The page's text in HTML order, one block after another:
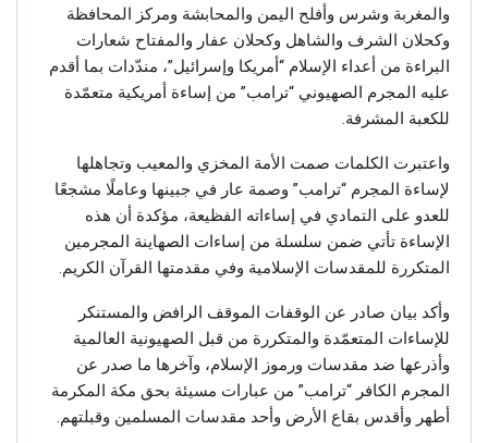
والمغربة وشرس وأفلح اليمن والمحابشة ومركز المحافظة
وكحلان الشرف والشاهل وكحلان عفار والمفتاح شعارات
البراءة من أعداء الإسلام “أمريكا وإسرائيل”، مندّدات بما أقدم
عليه المجرم الصهيوني “ترامب” من إساءة أمريكية متعمّدة
للكعبة المشرفة.
واعتبرت الكلمات صمت الأمة المخزي والمعيب وتجاهلها
لإساءة المجرم “ترامب” وصمة عار في جبينها وعاملًا مشجعًا
للعدو على التمادي في إساءاته الفظيعة، مؤكدة أن هذه
الإساءة تأتي ضمن سلسلة من إساءات الصهاينة المجرمين
المتكررة للمقدسات الإسلامية وفي مقدمتها القرآن الكريم.
وأكد بيان صادر عن الوقفات الموقف الرافض والمستنكر
للإساءات المتعمّدة والمتكررة من قبل الصهيونية العالمية
وأذرعها ضد مقدسات ورموز الإسلام، وآخرها ما صدر عن
المجرم الكافر “ترامب” من عبارات مسيئة بحق مكة المكرمة
أطهر وأقدس بقاع الأرض وأحد مقدسات المسلمين وقبلتهم.